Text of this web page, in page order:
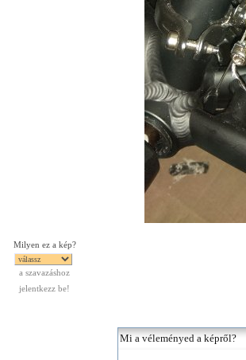
Milyen ez a kép?
a szavazáshoz
jelentkezz be!